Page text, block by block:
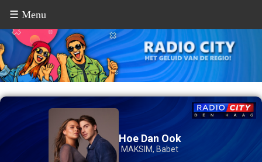
☰ Menu
Hoe Dan Ook
MAKSIM, Babet